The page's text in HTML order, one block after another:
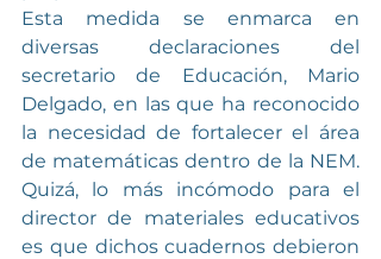
Esta medida se enmarca en
diversas declaraciones del
secretario de Educación, Mario
Delgado, en las que ha reconocido
la necesidad de fortalecer el área
de matemáticas dentro de la NEM.
Quizá, lo más incómodo para el
director de materiales educativos
es que dichos cuadernos debieron